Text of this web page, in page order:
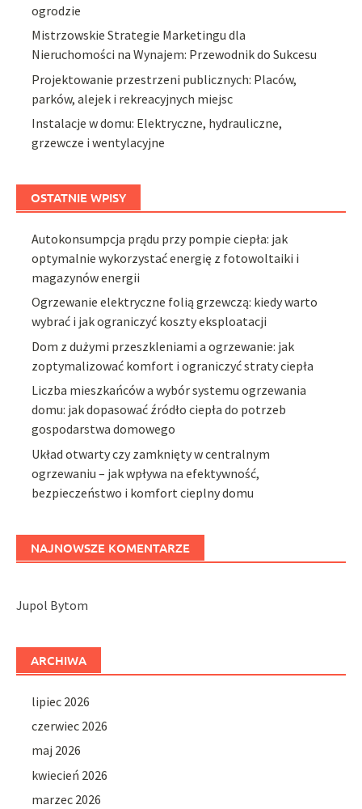
ogrodzie
Mistrzowskie Strategie Marketingu dla
Nieruchomości na Wynajem: Przewodnik do Sukcesu
Projektowanie przestrzeni publicznych: Placów,
parków, alejek i rekreacyjnych miejsc
Instalacje w domu: Elektryczne, hydrauliczne,
grzewcze i wentylacyjne
OSTATNIE WPISY
Autokonsumpcja prądu przy pompie ciepła: jak
optymalnie wykorzystać energię z fotowoltaiki i
magazynów energii
Ogrzewanie elektryczne folią grzewczą: kiedy warto
wybrać i jak ograniczyć koszty eksploatacji
Dom z dużymi przeszkleniami a ogrzewanie: jak
zoptymalizować komfort i ograniczyć straty ciepła
Liczba mieszkańców a wybór systemu ogrzewania
domu: jak dopasować źródło ciepła do potrzeb
gospodarstwa domowego
Układ otwarty czy zamknięty w centralnym
ogrzewaniu – jak wpływa na efektywność,
bezpieczeństwo i komfort cieplny domu
NAJNOWSZE KOMENTARZE
Jupol Bytom
ARCHIWA
lipiec 2026
czerwiec 2026
maj 2026
kwiecień 2026
marzec 2026